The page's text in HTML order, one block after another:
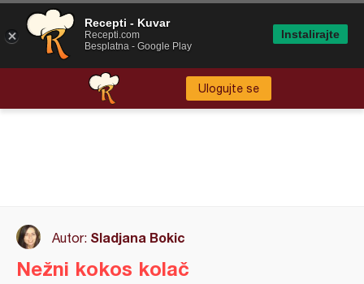
Ulogujte se
Autor: Sladjana Bokic
Nežni kokos kolač
Recepti - Kuvar
Recepti.com
Besplatna - Google Play
Instalirajte